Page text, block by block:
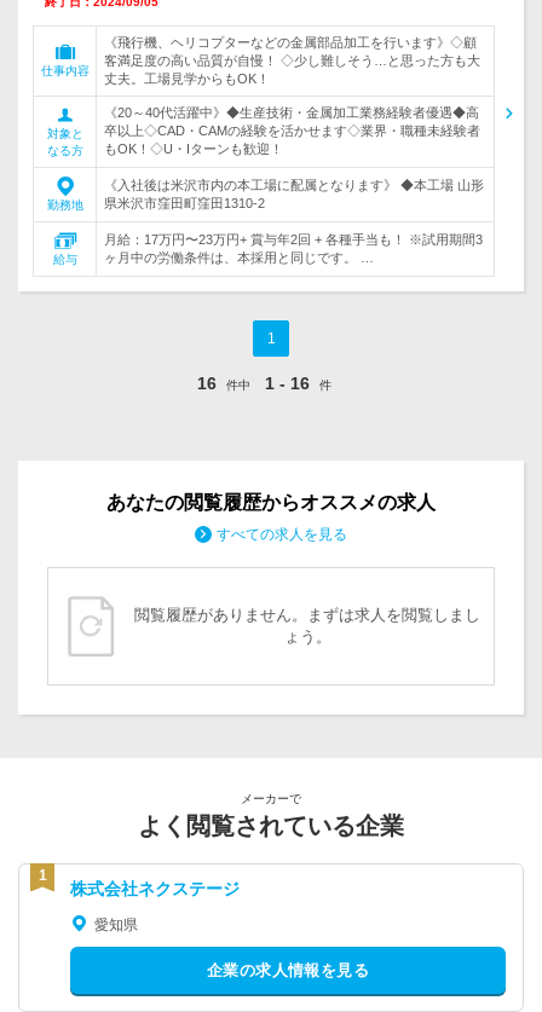
仕事内容
《飛行機、ヘリコプターなどの金属部品加工を行います》◇顧
客満足度の高い品質が自慢！ ◇少し難しそう…と思った方も大
丈夫。工場見学からもOK！
対象と
なる方
《20～40代活躍中》◆生産技術・金属加工業務経験者優遇◆高
卒以上◇CAD・CAMの経験を活かせます◇業界・職種未経験者
もOK！◇U・Iターンも歓迎！
勤務地
《入社後は米沢市内の本工場に配属となります》 ◆本工場 山形
県米沢市窪田町窪田1310-2
給与
月給：17万円〜23万円+ 賞与年2回 + 各種手当も！ ※試用期間3
ヶ月中の労働条件は、本採用と同じです。 …
1
16 件中 1 - 16 件
あなたの閲覧履歴からオススメの求人
すべての求人を見る
閲覧履歴がありません。まずは求人を閲覧しまし
ょう。
メーカーで
よく閲覧されている企業
株式会社ネクステージ
愛知県
企業の求人情報を見る